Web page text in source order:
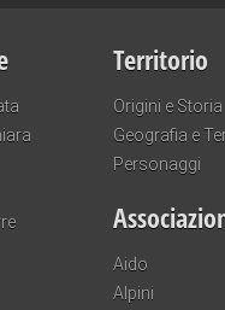
Territorio
Origini e Storia
Geografia e
Personaggi
Aido
Alpini